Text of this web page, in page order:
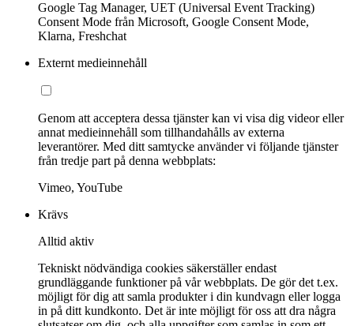
Google Tag Manager, UET (Universal Event Tracking)
Consent Mode från Microsoft, Google Consent Mode,
Klarna, Freshchat
Externt medieinnehåll
Genom att acceptera dessa tjänster kan vi visa dig videor eller
annat medieinnehåll som tillhandahålls av externa
leverantörer. Med ditt samtycke använder vi följande tjänster
från tredje part på denna webbplats:
Vimeo, YouTube
Krävs
Alltid aktiv
Tekniskt nödvändiga cookies säkerställer endast
grundläggande funktioner på vår webbplats. De gör det t.ex.
möjligt för dig att samla produkter i din kundvagn eller logga
in på ditt kundkonto. Det är inte möjligt för oss att dra några